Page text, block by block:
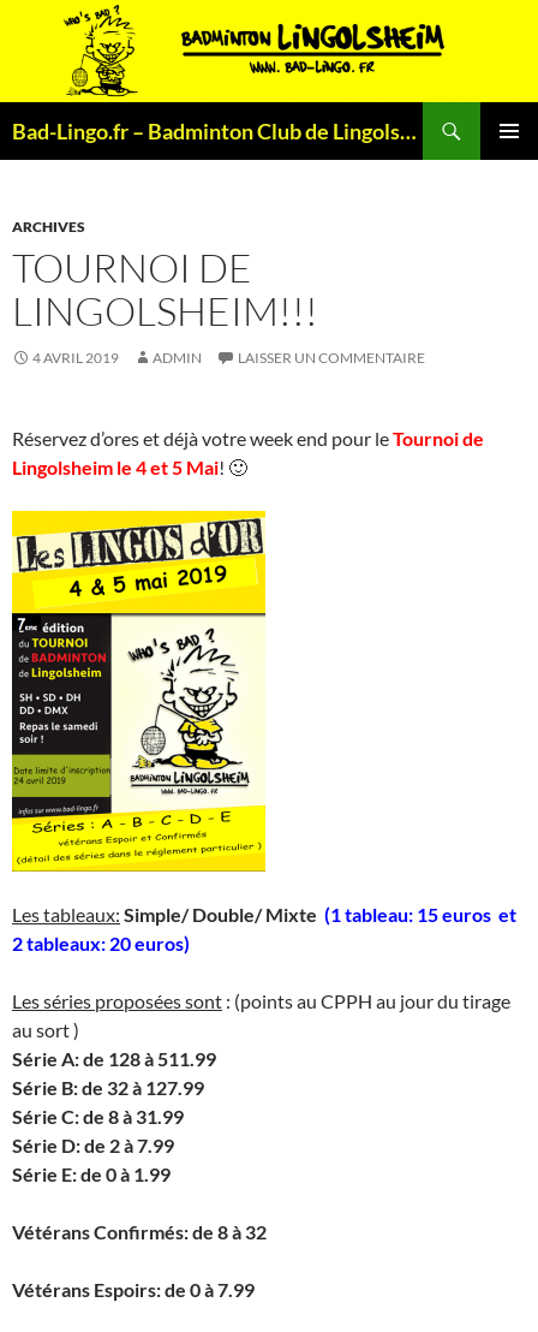
Bad-Lingo.fr – Badminton Club de Lingolsheim
ARCHIVES
TOURNOI DE
LINGOLSHEIM!!!
4 AVRIL 2019 ADMIN LAISSER UN COMMENTAIRE
Réservez d’ores et déjà votre week end pour leTournoi de
Lingolsheim le 4 et 5 Mai! 🙂
Les tableaux: Simple/ Double/ Mixte (1 tableau: 15 euros et
2 tableaux: 20 euros)
Les séries proposées sont : (points au CPPH au jour du tirage
au sort )
Série A: de 128 à 511.99
Série B: de 32 à 127.99
Série C: de 8 à 31.99
Série D: de 2 à 7.99
Série E: de 0 à 1.99
Vétérans Confirmés: de 8 à 32
Vétérans Espoirs: de 0 à 7.99